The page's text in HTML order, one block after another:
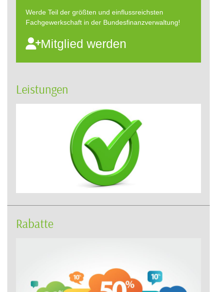
Werde Teil der größten und einflussreichsten
Fachgewerkschaft in der Bundesfinanzverwaltung!
Mitglied werden
Leistungen
Rabatte